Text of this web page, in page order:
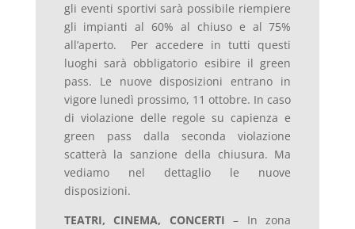
gli eventi sportivi sarà possibile riempiere
gli impianti al 60% al chiuso e al 75%
all’aperto. Per accedere in tutti questi
luoghi sarà obbligatorio esibire il green
pass. Le nuove disposizioni entrano in
vigore lunedì prossimo, 11 ottobre. In caso
di violazione delle regole su capienza e
green pass dalla seconda violazione
scatterà la sanzione della chiusura. Ma
vediamo nel dettaglio le nuove
disposizioni.
TEATRI, CINEMA, CONCERTI – In zona